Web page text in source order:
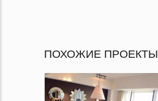
ПОХОЖИЕ ПРОЕКТЫ